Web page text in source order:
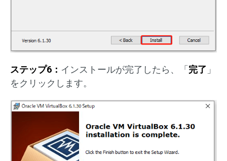
ステップ6： インストールが完了したら、「 完了 」
をクリックします。